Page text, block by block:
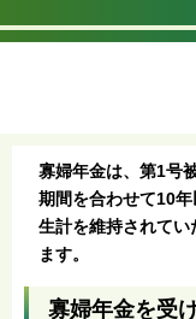
か
寡婦年金は、第1号
期間を合わせて10
生計を維持されてい
ます。
寡婦年金を受